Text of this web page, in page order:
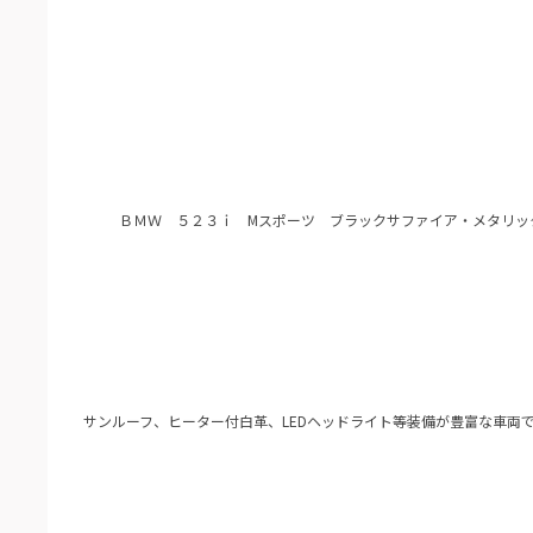
ＢＭＷ ５２３ｉ Mスポーツ ブラックサファイア・メタリッ
サンルーフ、ヒーター付白革、LEDヘッドライト等装備が豊富な車両で